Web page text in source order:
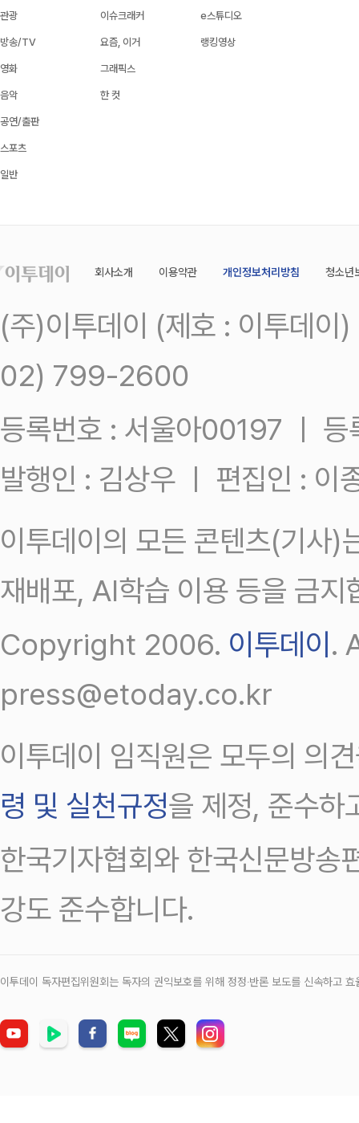
관광
방송/TV
영화
음악
공연/출판
스포츠
일반
이슈크래커
요즘, 이거
그래픽스
한 컷
e스튜디오
랭킹영상
회사소개 이용약관 개인정보처리방침 청소년
(주)이투데이 (제호 : 이투데
02) 799-2600
등록번호 : 서울아00197 ㅣ
발행인 : 김상우 ㅣ 편집인 : 이
이투데이의 모든 콘텐츠(기사)
재배포, AI학습 이용 등을 금지
Copyright 2006. 이투데이 .
press@etoday.co.kr
이투데이 임직원은 모두의 의
령 및 실천규정을 제정, 준수하
한국기자협회와 한국신문방송
강도 준수합니다.
이투데이 독자편집위원회는 독자의 권익보호를 위해 정정‧반론 보도를 신속하고